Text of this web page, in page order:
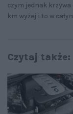
czym jednak
km wyżej i to w
Czytaj także: